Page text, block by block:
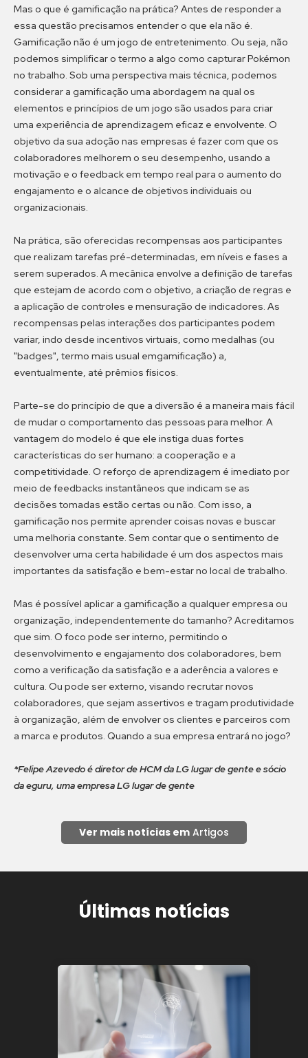
Mas o que é gamificação na prática? Antes de responder a
essa questão precisamos entender o que ela não é.
Gamificação não é um jogo de entretenimento. Ou seja, não
podemos simplificar o termo a algo como capturar Pokémon
no trabalho. Sob uma perspectiva mais técnica, podemos
considerar a gamificação uma abordagem na qual os
elementos e princípios de um jogo são usados para criar
uma experiência de aprendizagem eficaz e envolvente. O
objetivo da sua adoção nas empresas é fazer com que os
colaboradores melhorem o seu desempenho, usando a
motivação e o feedback em tempo real para o aumento do
engajamento e o alcance de objetivos individuais ou
organizacionais.
Na prática, são oferecidas recompensas aos participantes
que realizam tarefas pré-determinadas, em níveis e fases a
serem superados. A mecânica envolve a definição de tarefas
que estejam de acordo com o objetivo, a criação de regras e
a aplicação de controles e mensuração de indicadores. As
recompensas pelas interações dos participantes podem
variar, indo desde incentivos virtuais, como medalhas (ou
"badges", termo mais usual emgamificação) a,
eventualmente, até prêmios físicos.
Parte-se do princípio de que a diversão é a maneira mais fácil
de mudar o comportamento das pessoas para melhor. A
vantagem do modelo é que ele instiga duas fortes
características do ser humano: a cooperação e a
competitividade. O reforço de aprendizagem é imediato por
meio de feedbacks instantâneos que indicam se as
decisões tomadas estão certas ou não. Com isso, a
gamificação nos permite aprender coisas novas e buscar
uma melhoria constante. Sem contar que o sentimento de
desenvolver uma certa habilidade é um dos aspectos mais
importantes da satisfação e bem-estar no local de trabalho.
Mas é possível aplicar a gamificação a qualquer empresa ou
organização, independentemente do tamanho? Acreditamos
que sim. O foco pode ser interno, permitindo o
desenvolvimento e engajamento dos colaboradores, bem
como a verificação da satisfação e a aderência a valores e
cultura. Ou pode ser externo, visando recrutar novos
colaboradores, que sejam assertivos e tragam produtividade
à organização, além de envolver os clientes e parceiros com
a marca e produtos. Quando a sua empresa entrará no jogo?
*Felipe Azevedo é diretor de HCM da LG lugar de gente e sócio
da eguru, uma empresa LG lugar de gente
Ver mais notícias em Artigos
Últimas notícias